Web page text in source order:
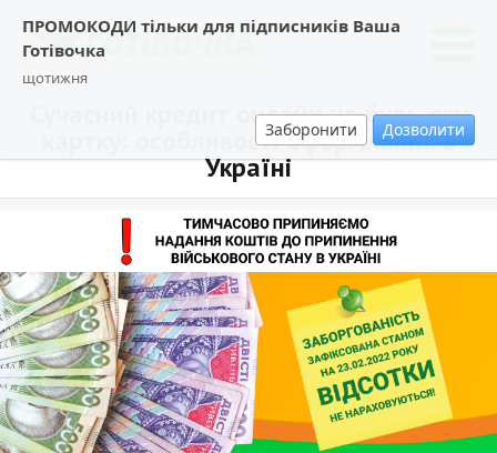
ПРОМОКОДИ тільки для підписників Ваша
Готівочка
щотижня
Заборонити Дозволити
Сучасний кредит онлайн на будь-яку
картку: особливості оформлення в
Україні